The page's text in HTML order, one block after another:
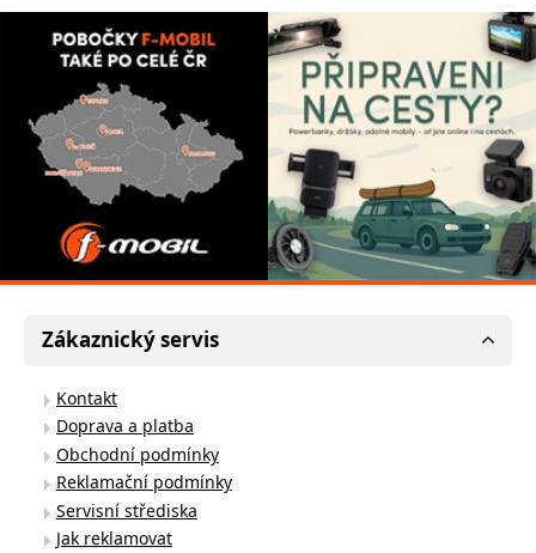
Zákaznický servis
Kontakt
Doprava a platba
Obchodní podmínky
Reklamační podmínky
Servisní střediska
Jak reklamovat